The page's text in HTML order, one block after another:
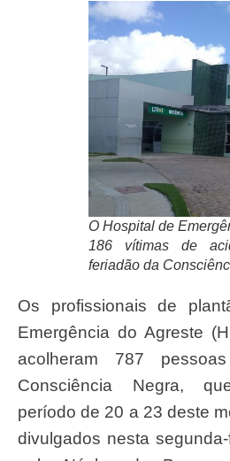
O Hospital de
186 vítimas de
feriadão da
Os profissionais de plantão no Hospital de
Emergência do Agreste
acolheram 787
Consciência Negra,
período de 20 a 23 deste
divulgados nesta